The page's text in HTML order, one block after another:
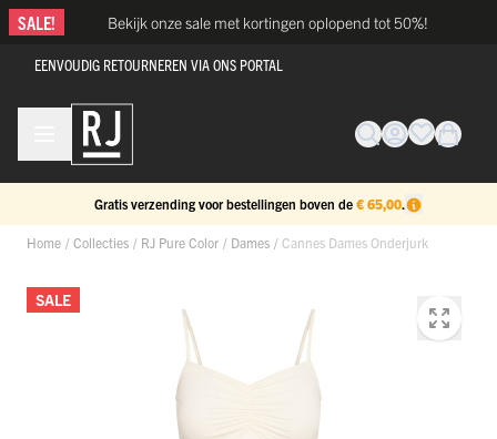
Ga naar de inhoud
SALE! Bekijk onze sale met kortingen oplopend tot 50%!
EENVOUDIG RETOURNEREN VIA ONS PORTAL
Gratis verzending voor bestellingen boven de € 65,00.
Home / Collecties / RJ Pure Color / Dames / Cannes Dames Onderjurk
SALE